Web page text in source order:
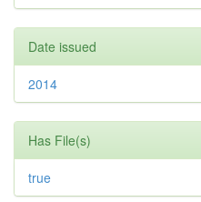
Date issued
2014
Has File(s)
true